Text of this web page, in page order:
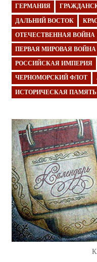
ГЕРМАНИЯ
ДАЛЬНИЙ ВОСТОК
ОТЕЧЕСТВЕННАЯ ВОЙНА
ПЕРВАЯ МИРОВАЯ ВОЙНА
РОССИЙСКАЯ ИМПЕРИЯ
ЧЕРНОМОРСКИЙ ФЛОТ
ИСТОРИЧЕСКАЯ ПАМЯТЬ